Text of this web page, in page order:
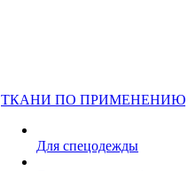
ТКАНИ ПО ПРИМЕНЕНИЮ
Для спецодежды